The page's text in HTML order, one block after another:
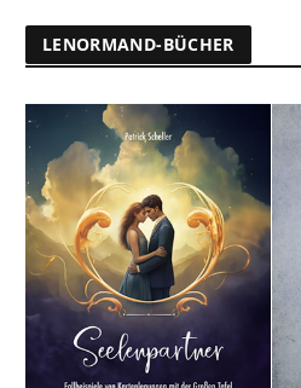
LENORMAND-BÜCHER